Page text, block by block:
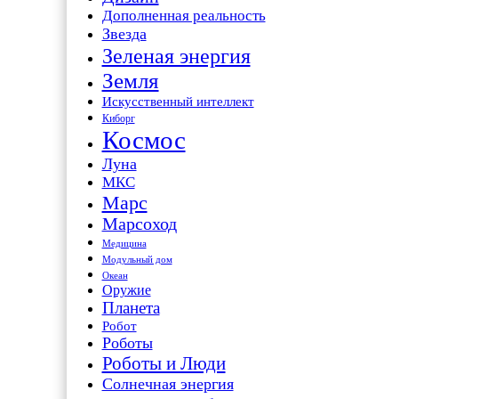
Дополненная реальность
Звезда
Зеленая энергия
Земля
Искусственный интеллект
Киборг
Космос
Луна
МКС
Марс
Марсоход
Медицина
Модульный дом
Океан
Оружие
Планета
Робот
Роботы
Роботы и Люди
Солнечная энергия